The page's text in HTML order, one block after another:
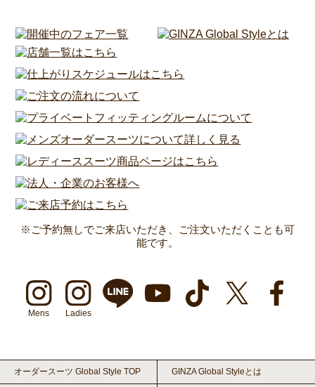
※ご予約無しでご来店いただき、ご注文いただくことも可
能です。
Mens Ladies
オーダースーツ Global Style TOP GINZA Global Styleとは